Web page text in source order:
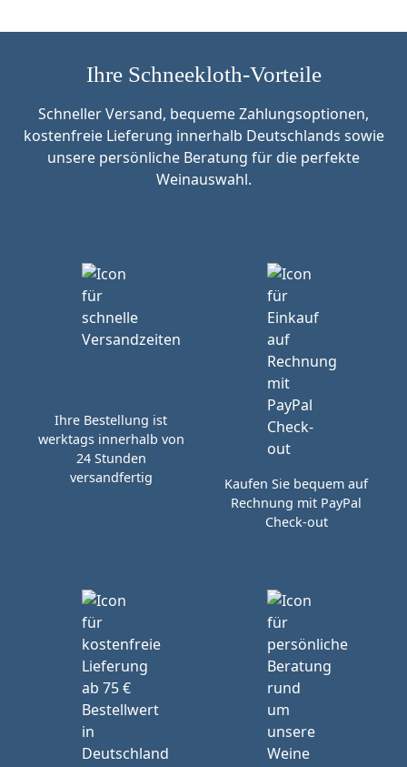
Ihre Schneekloth-Vorteile
Schneller Versand, bequeme Zahlungsoptionen,
kostenfreie Lieferung innerhalb Deutschlands sowie
unsere persönliche Beratung für die perfekte
Weinauswahl.
Ihre Bestellung ist
werktags innerhalb von
24 Stunden
versandfertig
Kaufen Sie bequem auf
Rechnung mit PayPal
Check-out